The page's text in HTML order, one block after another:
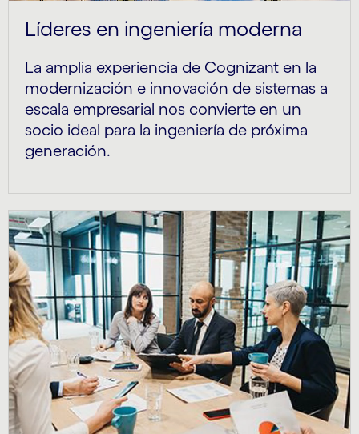
Líderes en ingeniería moderna
La amplia experiencia de Cognizant en la
modernización e innovación de sistemas a
escala empresarial nos convierte en un
socio ideal para la ingeniería de próxima
generación.